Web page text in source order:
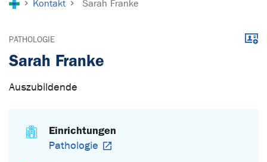
Kontakt Sarah Franke
PATHOLOGIE
Sarah Franke
Auszubildende
Einrichtungen
Pathologie